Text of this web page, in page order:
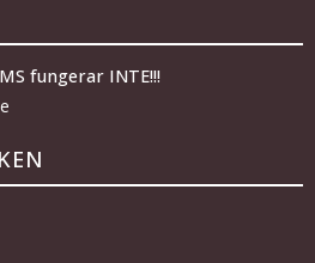
fungerar INTE!!!